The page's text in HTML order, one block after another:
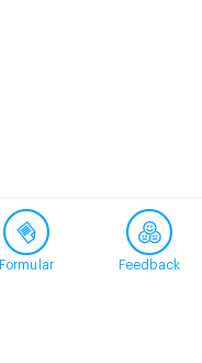
Formular Feedback